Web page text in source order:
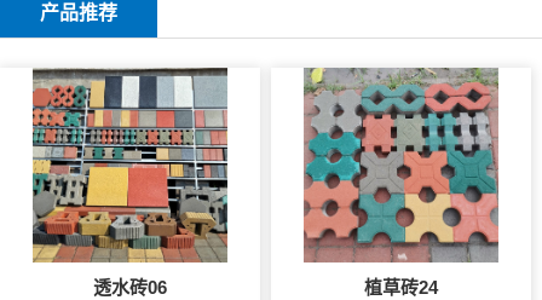
产品推荐
透水砖06 植草砖24